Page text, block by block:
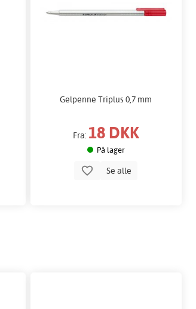
Gelpenne Triplus 0,7 mm
Fra: 18 DKK
På lager
Se alle